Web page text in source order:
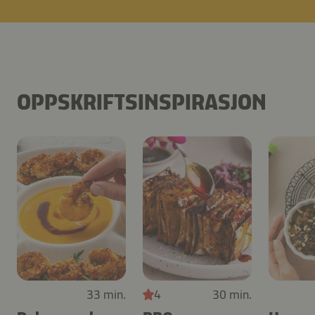
OPPSKRIFTSINSPIRASJON
33 min. 4 30 min.